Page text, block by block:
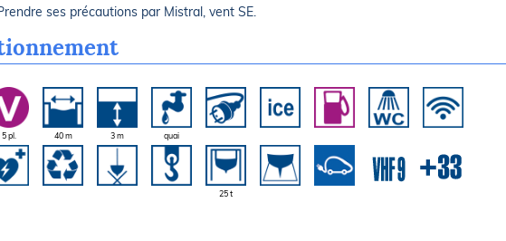
ses précautions par Mistral, vent SE.
5 pl. 40 m 3 m quai
25 t